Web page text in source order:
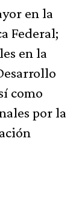
en la
Federal;
en la
como
por la